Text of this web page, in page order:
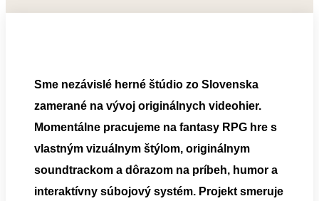
Sme nezávislé herné štúdio zo Slovenska
zamerané na vývoj originálnych videohier.
Momentálne pracujeme na fantasy RPG hre s
vlastným vizuálnym štýlom, originálnym
soundtrackom a dôrazom na príbeh, humor a
interaktívny súbojový systém. Projekt smeruje